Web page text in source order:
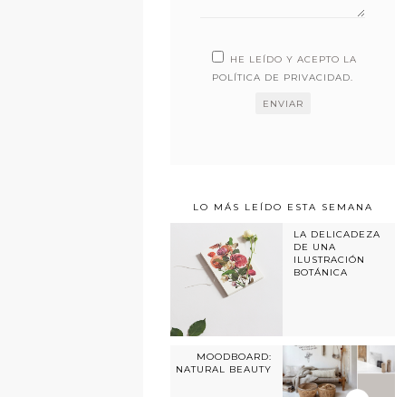
HE LEÍDO Y ACEPTO LA
POLÍTICA DE PRIVACIDAD.
LO MÁS LEÍDO ESTA SEMANA
LA DELICADEZA
DE UNA
ILUSTRACIÓN
BOTÁNICA
MOODBOARD:
NATURAL BEAUTY